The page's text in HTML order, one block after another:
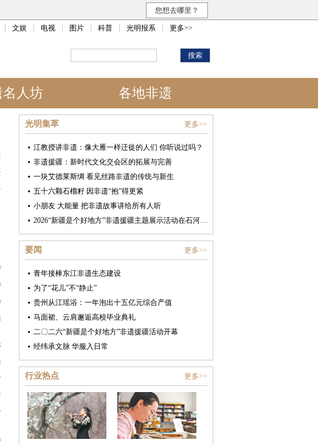
您想去哪里？
文娱 电视 图片 科普 光明报系 更多>>
人坊 各地非遗
光明集萃 更多>>
江教授讲非遗：像大雁一样迁徙的人们 你听说过吗？
非遗援疆：新时代文化交会区的拓展与完善
一块艾德莱斯绸 看见丝路非遗的传统与新生
五十六颗石榴籽 因非遗“抱”得更紧
小朋友 大能量 把非遗故事讲给所有人听
2026“新疆是个好地方”非遗援疆主题展示活动在石河子开幕
要闻 更多>>
青年接棒东江非遗生态建设
为了“花儿”不“静止”
贵州从江瑶浴：一年泡出十五亿元综合产值
马面裙、云肩邂逅高校毕业典礼
二〇二六“新疆是个好地方”非遗援疆活动开幕
经纬承文脉 华服入日常
行业热点 更多>>